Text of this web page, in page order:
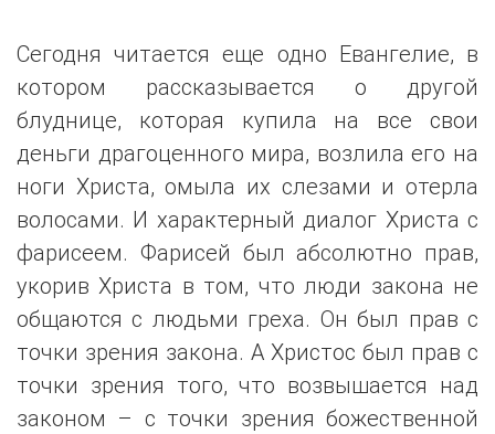
Сегодня читается еще одно Евангелие, в
котором рассказывается о другой
блуднице, которая купила на все свои
деньги драгоценного мира, возлила его на
ноги Христа, омыла их слезами и отерла
волосами. И характерный диалог Христа с
фарисеем. Фарисей был абсолютно прав,
укорив Христа в том, что люди закона не
общаются с людьми греха. Он был прав с
точки зрения закона. А Христос был прав с
точки зрения того, что возвышается над
законом – с точки зрения божественной